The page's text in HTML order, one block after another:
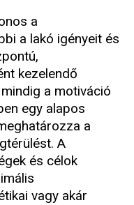
a
a lakó igényeit és
kezelendő
a motiváció
egy alapos
a
A
és célok
vagy akár